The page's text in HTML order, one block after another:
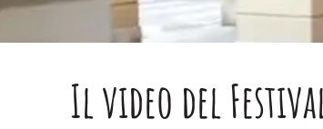
Il video del